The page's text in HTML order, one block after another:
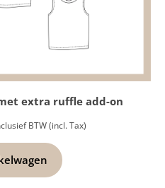
extra ruffle add-on
BTW (incl. Tax)